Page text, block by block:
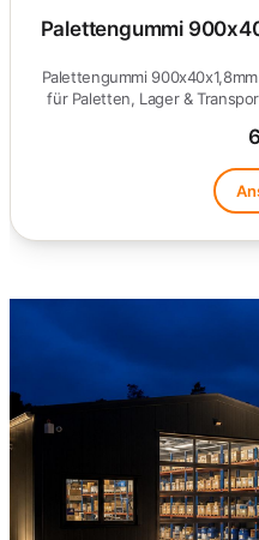
Palettengummi
Palettengummi
für Paletten, Lager &